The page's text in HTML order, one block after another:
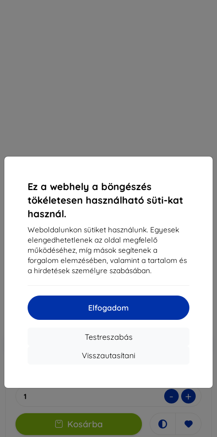
Ez a webhely a böngészés
tökéletesen használható süti-kat
használ.
Weboldalunkon sütiket használunk. Egyesek
elengedhetetlenek az oldal megfelelő
működéséhez, míg mások segítenek a
forgalom elemzésében, valamint a tartalom és
a hirdetések személyre szabásában.
Elfogadom
Testreszabás
Visszautasítani
3mk ARC+ védőfólia Samsung Galaxy S10+-hoz
Alkalmas: Samsung Galaxy S10+
3 591 Ft
Ár ÁFA nelkül2 827 Ft
Kedvezmény kuponnal EXTRA10
- +
Kosárba